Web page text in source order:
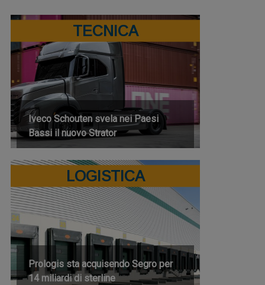
TECNICA
Iveco Schouten svela nei Paesi
Bassi il nuovo Strator
LOGISTICA
Prologis sta acquisendo Segro per
14 miliardi di sterline